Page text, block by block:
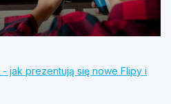
- jak prezentują się nowe Flipy i